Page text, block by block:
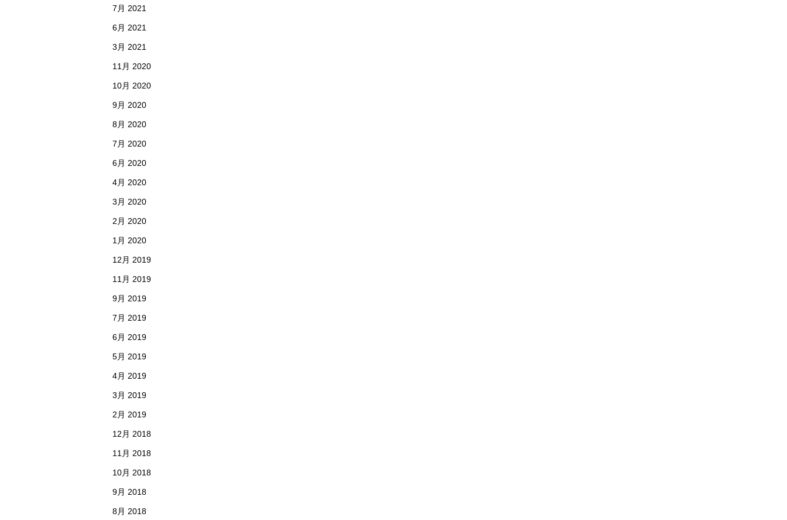
7月 2021
6月 2021
3月 2021
11月 2020
10月 2020
9月 2020
8月 2020
7月 2020
6月 2020
4月 2020
3月 2020
2月 2020
1月 2020
12月 2019
11月 2019
9月 2019
7月 2019
6月 2019
5月 2019
4月 2019
3月 2019
2月 2019
12月 2018
11月 2018
10月 2018
9月 2018
8月 2018